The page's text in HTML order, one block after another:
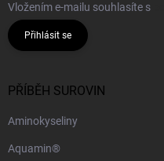
Vložením e-mailu souhlasíte s
Přihlásit se
PŘÍBĚH SUROVIN
Aminokyseliny
Aquamin®